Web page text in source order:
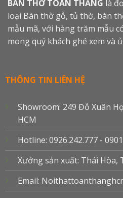
BÀN THỜ TOÀN THẮNG là
loại Bàn thờ gỗ, tủ thờ, bàn
mẫu mã, với hàng trăm mẫu
mong quý khách ghé xem và
THÔNG TIN LIÊN HỆ
Showroom: 249 Đỗ Xuân
HCM
Hotline: 0926.242.777 -
Xưởng sản xuất: Thái Hòa,
Email: